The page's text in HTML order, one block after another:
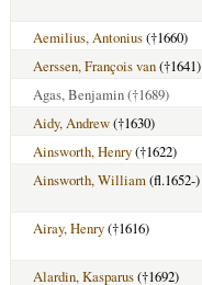
Aemilius, Antonius(†1660)
Aerssen, François van(†1641)
Agas, Benjamin(†1689)
Aidy, Andrew(†1630)
Ainsworth, Henry(†1622)
Ainsworth, William(fl.1652-)
Airay, Henry(†1616)
Alardin, Kasparus(†1692)